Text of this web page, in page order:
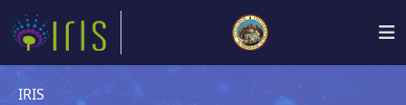
IRIS